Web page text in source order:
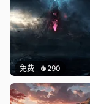
免费 290